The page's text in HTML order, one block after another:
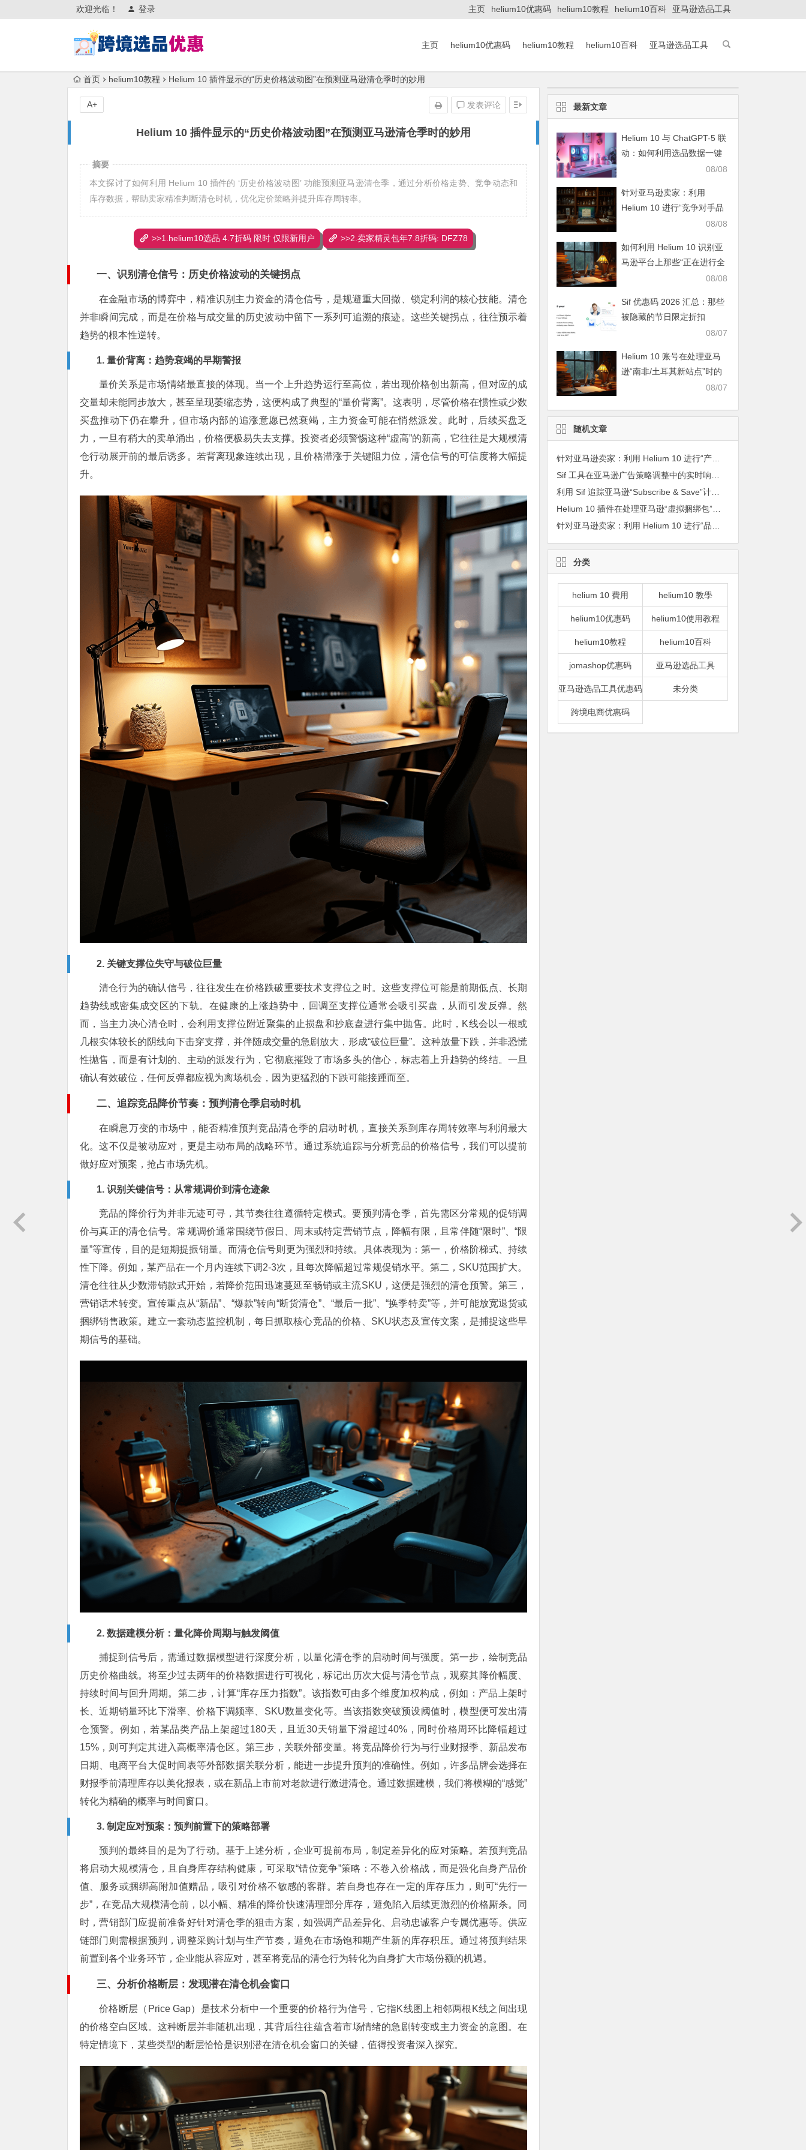
欢迎光临！ 登录 主页 helium10优惠码 helium10教程 helium10百科 亚马逊选品工具
主页 helium10优惠码 helium10教程 helium10百科 亚马逊选品工具
首页 helium10教程 Helium 10 插件显示的“历史价格波动图”在预测亚马逊清仓季时的妙用
Helium 10 插件显示的“历史价格波动图”在预测亚马逊清仓季时的妙用
发表评论
A+
摘要
本文探讨了如何利用 Helium 10 插件的 ‘历史价格波动图’ 功能预测亚马逊清仓季，通过分析价格走势、竞争动态和
库存数据，帮助卖家精准判断清仓时机，优化定价策略并提升库存周转率。
>>1.helium10选品 4.7折码 限时 仅限新用户 >>2.卖家精灵包年7.8折码: DFZ78
一、识别清仓信号：历史价格波动的关键拐点
在金融市场的博弈中，精准识别主力资金的清仓信号，是规避重大回撤、锁定利润的核心技能。清仓
并非瞬间完成，而是在价格与成交量的历史波动中留下一系列可追溯的痕迹。这些关键拐点，往往预示着
趋势的根本性逆转。
1. 量价背离：趋势衰竭的早期警报
量价关系是市场情绪最直接的体现。当一个上升趋势运行至高位，若出现价格创出新高，但对应的成
交量却未能同步放大，甚至呈现萎缩态势，这便构成了典型的“量价背离”。这表明，尽管价格在惯性或少数
买盘推动下仍在攀升，但市场内部的追涨意愿已然衰竭，主力资金可能在悄然派发。此时，后续买盘乏
力，一旦有稍大的卖单涌出，价格便极易失去支撑。投资者必须警惕这种“虚高”的新高，它往往是大规模清
仓行动展开前的最后诱多。若背离现象连续出现，且价格滞涨于关键阻力位，清仓信号的可信度将大幅提
升。
2. 关键支撑位失守与破位巨量
清仓行为的确认信号，往往发生在价格跌破重要技术支撑位之时。这些支撑位可能是前期低点、长期
趋势线或密集成交区的下轨。在健康的上涨趋势中，回调至支撑位通常会吸引买盘，从而引发反弹。然
而，当主力决心清仓时，会利用支撑位附近聚集的止损盘和抄底盘进行集中抛售。此时，K线会以一根或
几根实体较长的阴线向下击穿支撑，并伴随成交量的急剧放大，形成“破位巨量”。这种放量下跌，并非恐慌
性抛售，而是有计划的、主动的派发行为，它彻底摧毁了市场多头的信心，标志着上升趋势的终结。一旦
确认有效破位，任何反弹都应视为离场机会，因为更猛烈的下跌可能接踵而至。
二、追踪竞品降价节奏：预判清仓季启动时机
在瞬息万变的市场中，能否精准预判竞品清仓季的启动时机，直接关系到库存周转效率与利润最大
化。这不仅是被动应对，更是主动布局的战略环节。通过系统追踪与分析竞品的价格信号，我们可以提前
做好应对预案，抢占市场先机。
1. 识别关键信号：从常规调价到清仓迹象
竞品的降价行为并非无迹可寻，其节奏往往遵循特定模式。要预判清仓季，首先需区分常规的促销调
价与真正的清仓信号。常规调价通常围绕节假日、周末或特定营销节点，降幅有限，且常伴随“限时”、“限
量”等宣传，目的是短期提振销量。而清仓信号则更为强烈和持续。具体表现为：第一，价格阶梯式、持续
性下降。例如，某产品在一个月内连续下调2-3次，且每次降幅超过常规促销水平。第二，SKU范围扩大。
清仓往往从少数滞销款式开始，若降价范围迅速蔓延至畅销或主流SKU，这便是强烈的清仓预警。第三，
营销话术转变。宣传重点从“新品”、“爆款”转向“断货清仓”、“最后一批”、“换季特卖”等，并可能放宽退货或
捆绑销售政策。建立一套动态监控机制，每日抓取核心竞品的价格、SKU状态及宣传文案，是捕捉这些早
期信号的基础。
2. 数据建模分析：量化降价周期与触发阈值
捕捉到信号后，需通过数据模型进行深度分析，以量化清仓季的启动时间与强度。第一步，绘制竞品
历史价格曲线。将至少过去两年的价格数据进行可视化，标记出历次大促与清仓节点，观察其降价幅度、
持续时间与回升周期。第二步，计算“库存压力指数”。该指数可由多个维度加权构成，例如：产品上架时
长、近期销量环比下滑率、价格下调频率、SKU数量变化等。当该指数突破预设阈值时，模型便可发出清
仓预警。例如，若某品类产品上架超过180天，且近30天销量下滑超过40%，同时价格周环比降幅超过
15%，则可判定其进入高概率清仓区。第三步，关联外部变量。将竞品降价行为与行业财报季、新品发布
日期、电商平台大促时间表等外部数据关联分析，能进一步提升预判的准确性。例如，许多品牌会选择在
财报季前清理库存以美化报表，或在新品上市前对老款进行激进清仓。通过数据建模，我们将模糊的“感觉”
转化为精确的概率与时间窗口。
3. 制定应对预案：预判前置下的策略部署
预判的最终目的是为了行动。基于上述分析，企业可提前布局，制定差异化的应对策略。若预判竞品
将启动大规模清仓，且自身库存结构健康，可采取“错位竞争”策略：不卷入价格战，而是强化自身产品价
值、服务或捆绑高附加值赠品，吸引对价格不敏感的客群。若自身也存在一定的库存压力，则可“先行一
步”，在竞品大规模清仓前，以小幅、精准的降价快速清理部分库存，避免陷入后续更激烈的价格厮杀。同
时，营销部门应提前准备好针对清仓季的狙击方案，如强调产品差异化、启动忠诚客户专属优惠等。供应
链部门则需根据预判，调整采购计划与生产节奏，避免在市场饱和期产生新的库存积压。通过将预判结果
前置到各个业务环节，企业能从容应对，甚至将竞品的清仓行为转化为自身扩大市场份额的机遇。
三、分析价格断层：发现潜在清仓机会窗口
价格断层（Price Gap）是技术分析中一个重要的价格行为信号，它指K线图上相邻两根K线之间出现
的价格空白区域。这种断层并非随机出现，其背后往往蕴含着市场情绪的急剧转变或主力资金的意图。在
特定情境下，某些类型的断层恰恰是识别潜在清仓机会窗口的关键，值得投资者深入探究。
最新文章
Helium 10 与 ChatGPT-5 联
动：如何利用选品数据一键
生成符合 2027 审美的详情
08/08
针对亚马逊卖家：利用
Helium 10 进行“竞争对手品
牌旗舰店”视觉逻辑的逆向审
08/08
如何利用 Helium 10 识别亚
马逊平台上那些“正在进行全
球品牌化转型”的优质中国工
08/08
Sif 优惠码 2026 汇总：那些
被隐藏的节日限定折扣
08/07
Helium 10 账号在处理亚马
逊“南非/土耳其新站点”时的
08/07
随机文章
针对亚马逊卖家：利用 Helium 10 进行“产品全生命周期”的动态备货频率与运费平衡模型
利用 Sif 追踪亚马逊“Subscribe & Save”计划背后的高粘性关键词
Helium 10 插件在处理亚马逊“虚拟捆绑包”与“主体 Listing”搜索权重分配时的核心算法
分类
helium 10 費用 helium10 教學
helium10优惠码 helium10使用教程
helium10教程 helium10百科
jomashop优惠码 亚马逊选品工具
亚马逊选品工具优惠码 未分类
跨境电商优惠码